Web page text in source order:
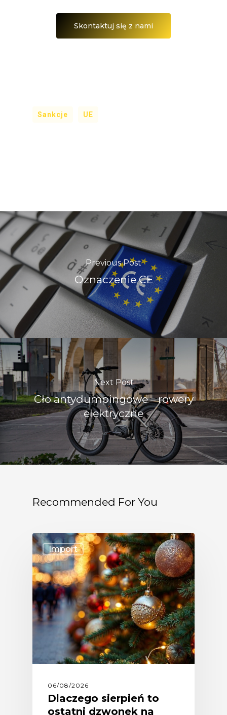
Skontaktuj się z nami
Sankcje UE
Previous Post
Oznaczenie CE
Next Post
Cło antydumpingowe – rowery
elektryczne
Recommended For You
Import
06/08/2026
Dlaczego sierpień to
ostatni dzwonek na